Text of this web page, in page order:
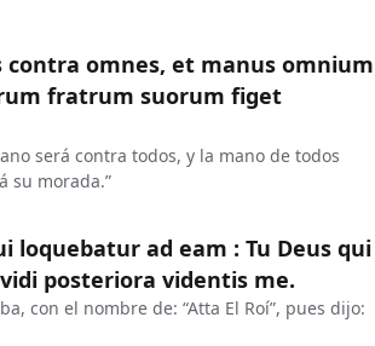
omnes, et manus omnium
fratrum suorum figet
será contra todos, y la mano de todos
su morada.”
loquebatur ad eam : Tu Deus qui
posteriora videntis me.
con el nombre de: “Atta El Roí”, pues dijo: